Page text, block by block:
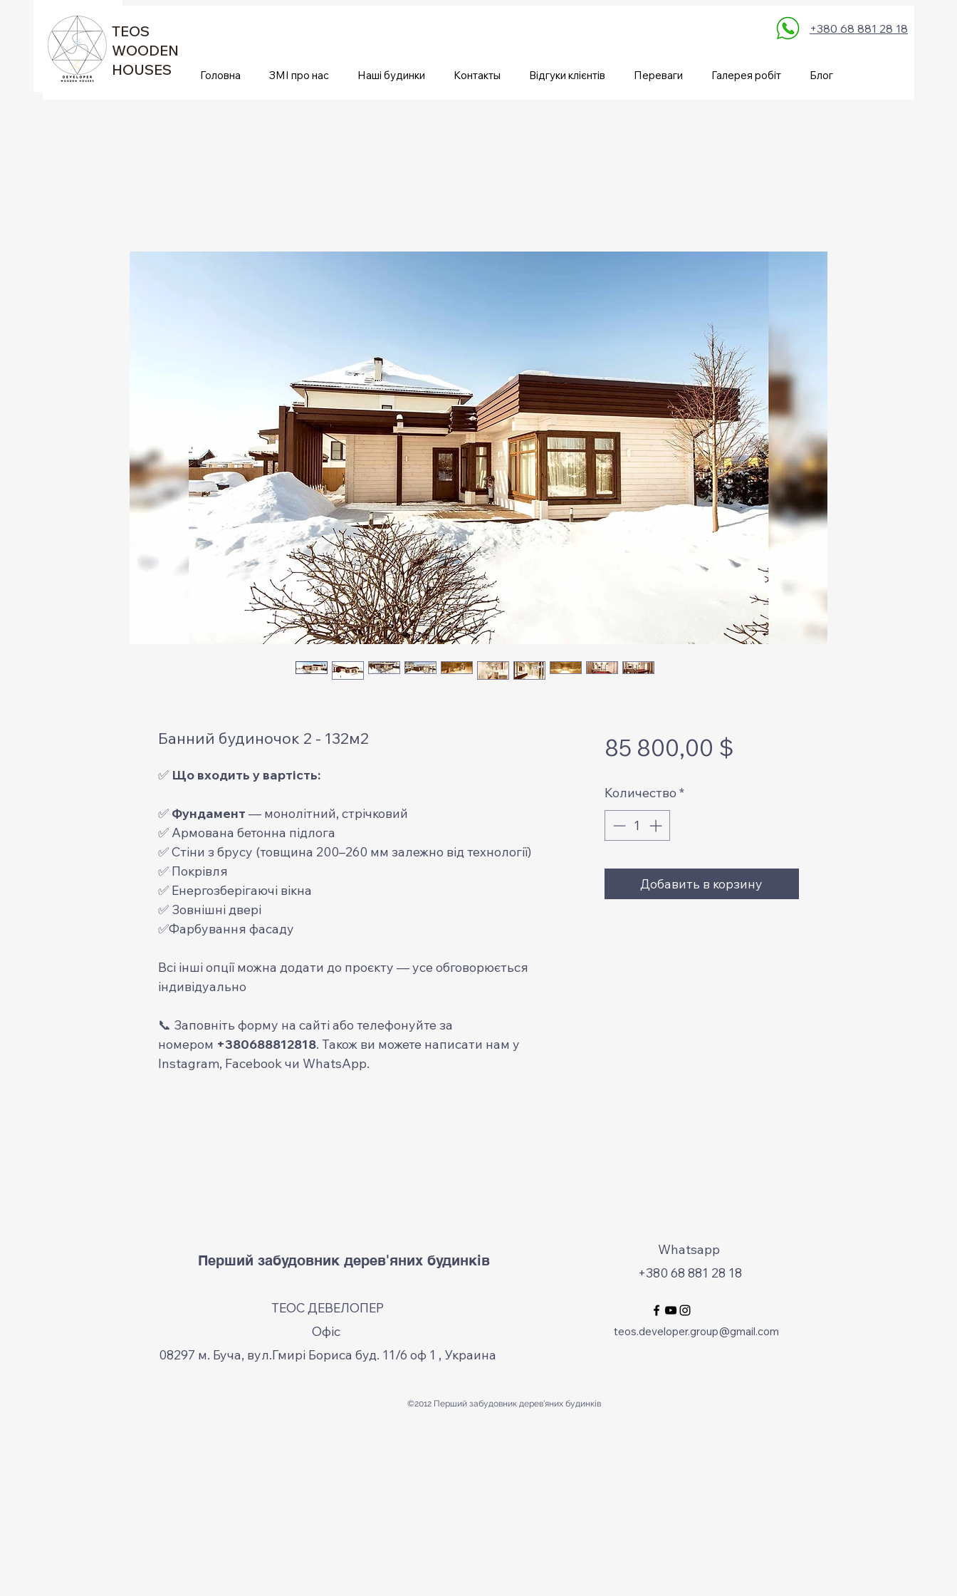
TEOS
WOODEN
HOUSES
+380 68 881 28 18
Головна ЗМІ про нас Наші будинки Контакты Відгуки клієнтів Переваги Галерея робіт Блог
Банний будиночок 2 - 132м2
✅ Що входить у вартість:
✅ Фундамент — монолітний, стрічковий
✅ Армована бетонна підлога
✅ Стіни з брусу (товщина 200–260 мм залежно від технології)
✅ Покрівля
✅ Енергозберігаючі вікна
✅ Зовнішні двері
✅Фарбування фасаду
Всі інші опції можна додати до проєкту — усе обговорюється
індивідуально
📞 Заповніть форму на сайті або телефонуйте за
номером +380688812818. Також ви можете написати нам у
Instagram, Facebook чи WhatsApp.
85 800,00 $
Количество *
Добавить в корзину
Перший забудовник дерев'яних будинків
ТЕОС ДЕВЕЛОПЕР
Офіс
08297 м. Буча, вул.Гмирі Бориса буд. 11/6 оф 1 , Украина
Whatsapp
+380 68 881 28 18
teos.developer.group@gmail.com
©2012 Перший забудовник дерев'яних будинків